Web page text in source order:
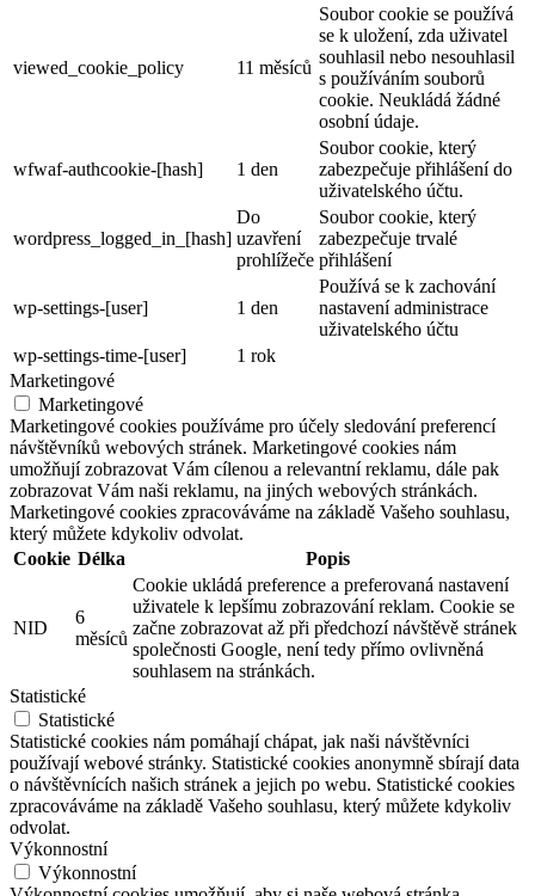
viewed_cookie_policy 11 měsíců
Soubor cookie se používá
se k uložení, zda uživatel
souhlasil nebo nesouhlasil
s používáním souborů
cookie. Neukládá žádné
osobní údaje.
wfwaf-authcookie-[hash] 1 den
Soubor cookie, který
zabezpečuje přihlášení do
uživatelského účtu.
wordpress_logged_in_[hash]
Do
uzavření
prohlížeče
Soubor cookie, který
zabezpečuje trvalé
přihlášení
wp-settings-[user] 1 den
Používá se k zachování
nastavení administrace
uživatelského účtu
wp-settings-time-[user]
1 rok
Marketingové
Marketingové
Marketingové cookies používáme pro účely sledování preferencí
návštěvníků webových stránek. Marketingové cookies nám
umožňují zobrazovat Vám cílenou a relevantní reklamu, dále pak
zobrazovat Vám naši reklamu, na jiných webových stránkách.
Marketingové cookies zpracováváme na základě Vašeho souhlasu,
který můžete kdykoliv odvolat.
Cookie Délka Popis
NID
6
měsíců
Cookie ukládá preference a preferovaná nastavení
uživatele k lepšímu zobrazování reklam. Cookie se
začne zobrazovat až při předchozí návštěvě stránek
společnosti Google, není tedy přímo ovlivněná
souhlasem na stránkách.
Statistické
Statistické
Statistické cookies nám pomáhají chápat, jak naši návštěvníci
používají webové stránky. Statistické cookies anonymně sbírají data
o návštěvnících našich stránek a jejich po webu. Statistické cookies
zpracováváme na základě Vašeho souhlasu, který můžete kdykoliv
odvolat.
Výkonnostní
Výkonnostní